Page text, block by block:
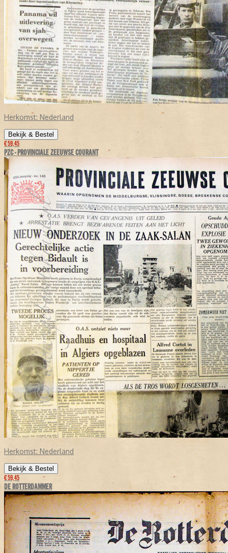
Herkomst: Nederland
Bekijk & Bestel
€ 59,45
PZC - PROVINCIALE ZEEUWSE COURANT
Herkomst: Nederland
Bekijk & Bestel
€ 59,45
DE ROTTERDAMMER